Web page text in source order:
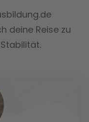
deine Reise zu